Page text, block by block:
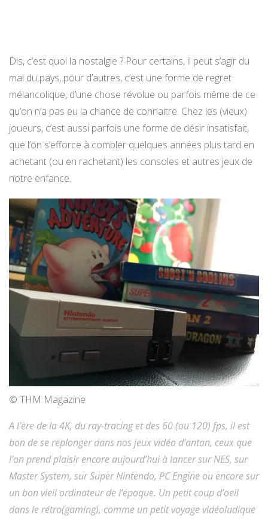
Dis, c’est quoi la nostalgie ? Pour certains, il peut s’agir du
mal du pays, pour d’autres, c’est une forme de regret
mélancolique, d’une chose révolue ou parfois même de ce
qu’on n’a pas eu la chance de connaitre. Chez les (vieux)
joueurs, c’est aussi parfois une forme de désir insatisfait,
que l’on s’efforce à combler quelques années plus tard en
achetant (ou en rachetant) les consoles et autres jeux de
notre enfance.
© THM Magazine
A l’ère de la 4K, du ray-tracing et des 60 (ou 120) fps, il est
bon de se replonger dans nos jeux vidéo d’antan, ceux que
l’on prend plaisir encore aujourd’hui à lancer sur NES, sur
Master System, sur Super Nintendo, PC Engine ou encore sur
un bon vieil ordinateur de l’époque. Un petit coup d’oeil
dans le rétro(gaming), comme un petit voyage vidéoludique